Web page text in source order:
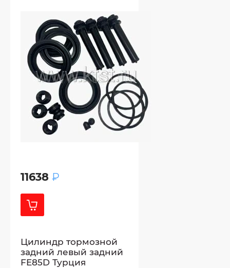
11638 ₽
Цилиндр тормозной
задний левый задний
FE85D Турция